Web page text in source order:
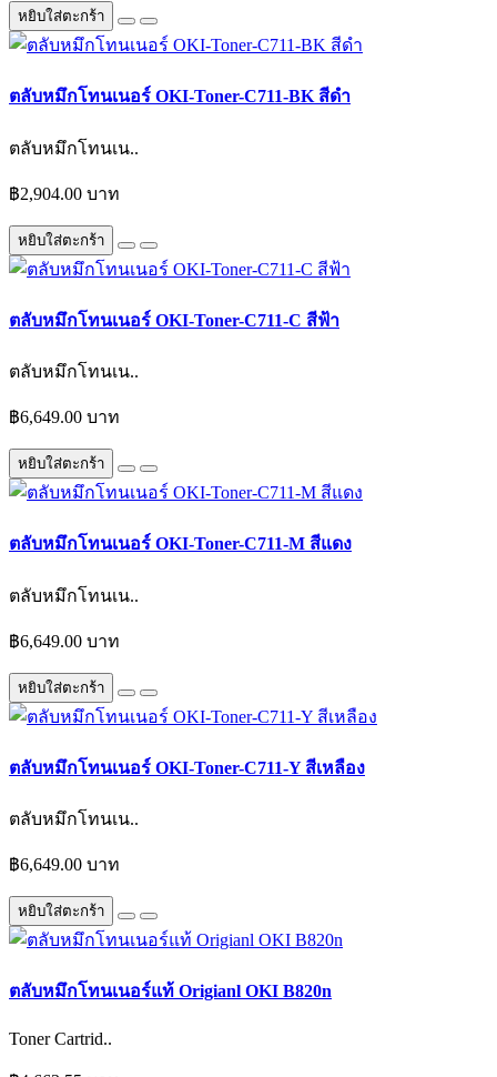
หยิบใส่ตะกร้า
ตลับหมึกโทนเนอร์ OKI-Toner-C711-BK สีดำ
ตลับหมึกโทนเน..
฿2,904.00 บาท
หยิบใส่ตะกร้า
ตลับหมึกโทนเนอร์ OKI-Toner-C711-C สีฟ้า
ตลับหมึกโทนเน..
฿6,649.00 บาท
หยิบใส่ตะกร้า
ตลับหมึกโทนเนอร์ OKI-Toner-C711-M สีแดง
ตลับหมึกโทนเน..
฿6,649.00 บาท
หยิบใส่ตะกร้า
ตลับหมึกโทนเนอร์ OKI-Toner-C711-Y สีเหลือง
ตลับหมึกโทนเน..
฿6,649.00 บาท
หยิบใส่ตะกร้า
ตลับหมึกโทนเนอร์แท้ Origianl OKI B820n
Toner Cartrid..